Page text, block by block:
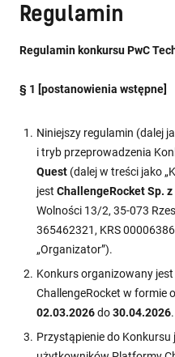
Regulamin
Regulamin konkursu PwC
§ 1 [postanowienia wstępne]
Niniejszy regulamin (dalej
i tryb przeprowadzenia
Quest (dalej w treści jako
jest ChallengeRocket Sp. z
Wolności 13/2, 35-073
365462321, KRS
„Organizator”).
Konkurs organizowany
ChallengeRocket w formie
02.03.2026do30.04.2026.
Przystąpienie do Konkursu